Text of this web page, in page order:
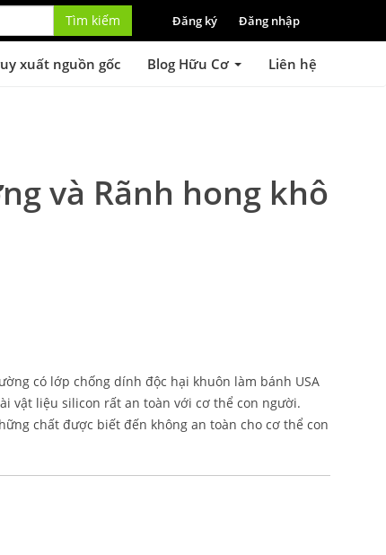
Tìm kiếm Đăng ký Đăng nhập
xuất nguồn gốc Blog Hữu Cơ Liên hệ
và Rãnh hong khô
có lớp chống dính độc hại khuôn làm bánh USA
vật liệu silicon rất an toàn với cơ thể con người.
chất được biết đến không an toàn cho cơ thể con